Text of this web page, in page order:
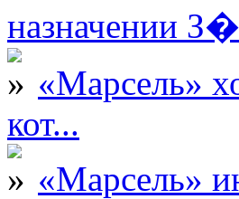
назначении
«Марсель»
кот...
«Марсель»